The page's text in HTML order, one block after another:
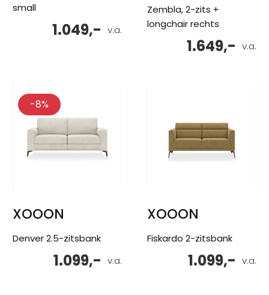
small
v.a.
1.049,-
Zembla, 2-zits +
longchair rechts
v.a.
1.649,-
-8%
XOOON
Denver 2.5-zitsbank
v.a.
1.099,-
XOOON
Fiskardo 2-zitsbank
v.a.
1.099,-